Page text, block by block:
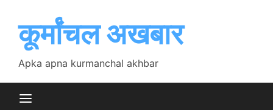
contentकूर्मांचल अखबार
Apka apna kurmanchal akhbar